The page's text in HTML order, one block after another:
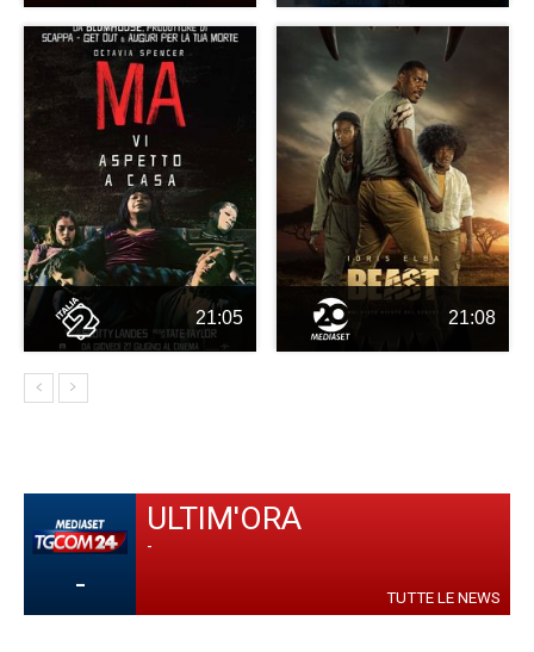
21:05 21:08
-
ULTIM'ORA
-
TUTTE LE NEWS